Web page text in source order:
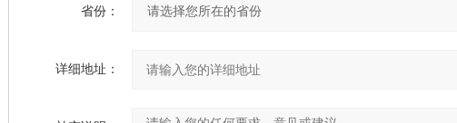
省份：
详细地址：